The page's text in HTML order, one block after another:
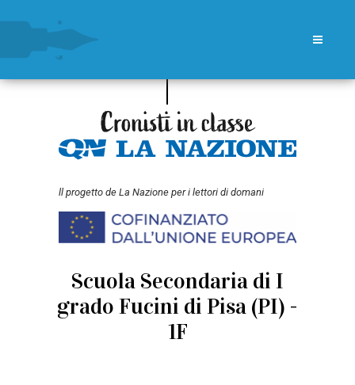
ll progetto de La Nazione per i lettori di domani
Scuola Secondaria di I
grado Fucini di Pisa (PI) -
1F